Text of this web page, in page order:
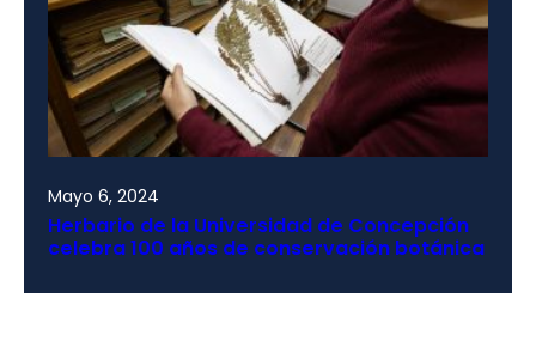
Mayo 6, 2024
Herbario de la Universidad de Concepción
celebra 100 años de conservación botánica